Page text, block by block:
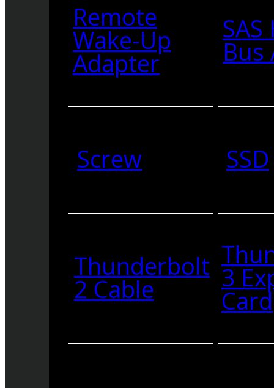
Remote
Wake-Up
Adapter Bus
Screw SSD
Thunderbolt
2 Cable 3
Card